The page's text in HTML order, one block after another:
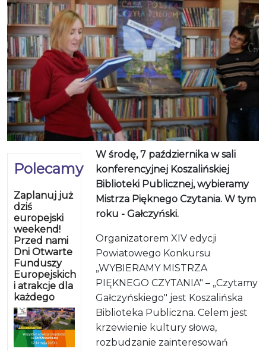
Polecamy
Zaplanuj już
dziś
europejski
weekend!
Przed nami
Dni Otwarte
Funduszy
Europejskich
i atrakcje dla
każdego
W środę, 7 października w sali
konferencyjnej Koszalińskiej
Biblioteki Publicznej, wybieramy
Mistrza Pięknego Czytania. W tym
roku - Gałczyński.
Organizatorem XIV edycji
Powiatowego Konkursu
„WYBIERAMY MISTRZA
PIĘKNEGO CZYTANIA" – „Czytamy
Gałczyńskiego" jest Koszalińska
Biblioteka Publiczna. Celem jest
krzewienie kultury słowa,
rozbudzanie zainteresowań